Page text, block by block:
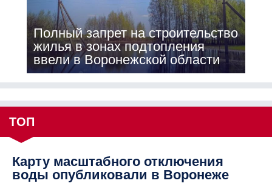
Полный запрет на строительство
жилья в зонах подтопления
ввели в Воронежской области
ТОП
Карту масштабного отключения
воды опубликовали в Воронеже